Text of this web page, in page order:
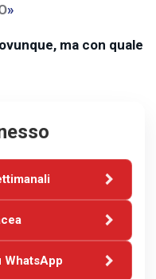
»
ma con quale
WhatsApp